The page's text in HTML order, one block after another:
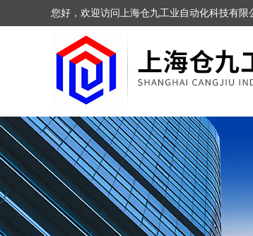
您好，欢迎访问上海仓九工业自动化科技有限